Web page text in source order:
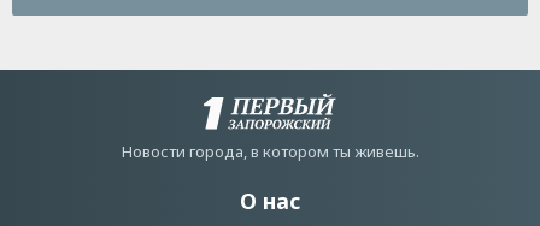
Новости города, в котором ты живешь.
О нас